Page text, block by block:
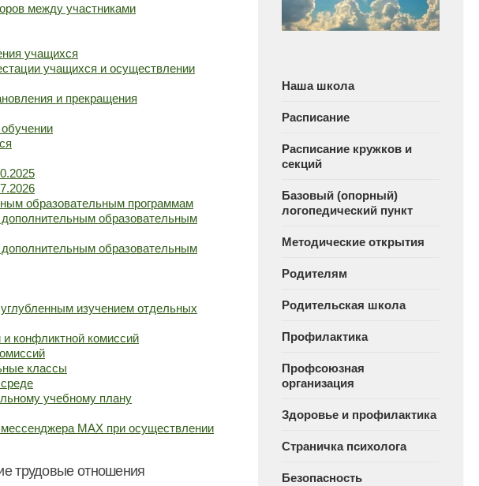
между участниками
учащихся
учащихся и осуществлении
и прекращения
образовательным программам
образовательным
образовательным
изучением отдельных
конфликтной комиссий
классы
учебному плану
МАХ при осуществлении
трудовые отношения
Наша школа
Расписание
Расписание кружков и
секций
Базовый (опорный)
логопедический пункт
Методические открытия
Родителям
Родительская школа
Профилактика
Профсоюзная
организация
Здоровье и профилактика
Страничка психолога
Безопасность